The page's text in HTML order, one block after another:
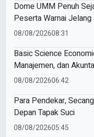
Dome UMM Penuh
Peserta Warnai
08/08/202608:31
Basic Science
Manajemen, dan
Bicara Angka
08/08/202606:42
Para Pendekar,
Depan Tapak Suci
08/08/202605:45